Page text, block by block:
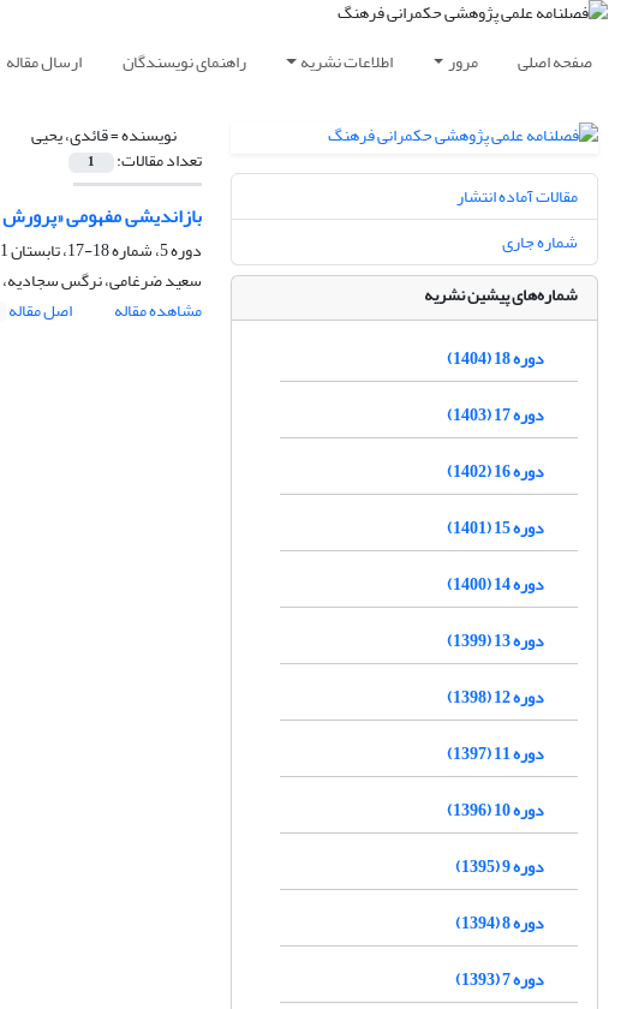
صفحه اصلی مرور اطلاعات نشریه راهنمای نویسندگان ارسال مقاله
نویسنده =قائدی، یحیی
تعداد مقالات: 1
بازاندیشی مفهومی
دوره 5، شماره 18-17، تابستان 1391، صفحه
سعید ضرغامی، نرگس سجادیه،
مشاهده مقاله
اصل مقاله
مقالات آماده انتشار
شماره جاری
شماره‌های پیشین نشریه
دوره 18 (1404)
دوره 17 (1403)
دوره 16 (1402)
دوره 15 (1401)
دوره 14 (1400)
دوره 13 (1399)
دوره 12 (1398)
دوره 11 (1397)
دوره 10 (1396)
دوره 9 (1395)
دوره 8 (1394)
دوره 7 (1393)